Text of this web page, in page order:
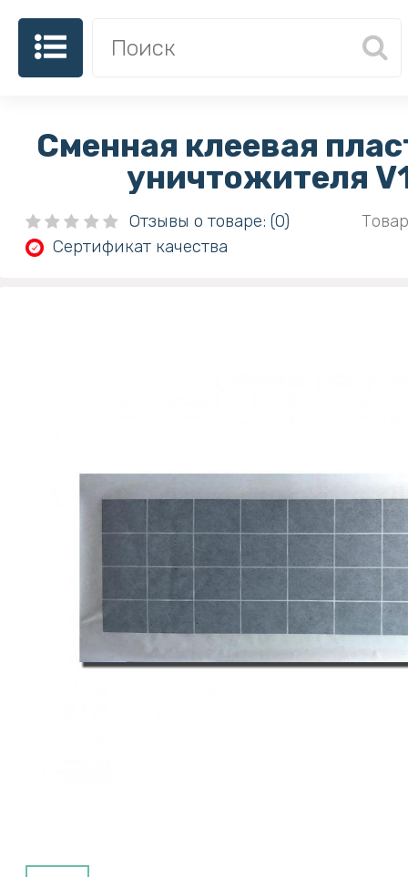
Сменная клеевая
уничтожителя
Отзывы о товаре: (0)
Сертификат качества